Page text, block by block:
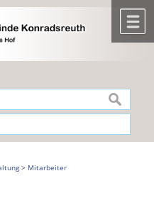
springen.
suchen
> Mitarbeiter